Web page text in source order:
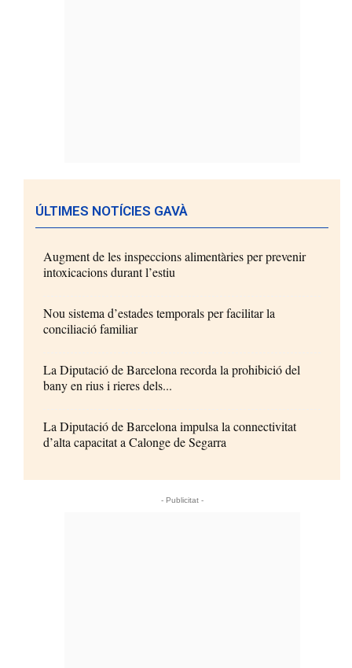
ÚLTIMES NOTÍCIES GAVÀ
Augment de les inspeccions alimentàries per prevenir
intoxicacions durant l’estiu
Nou sistema d’estades temporals per facilitar la
conciliació familiar
La Diputació de Barcelona recorda la prohibició del
bany en rius i rieres dels...
La Diputació de Barcelona impulsa la connectivitat
d’alta capacitat a Calonge de Segarra
- Publicitat -